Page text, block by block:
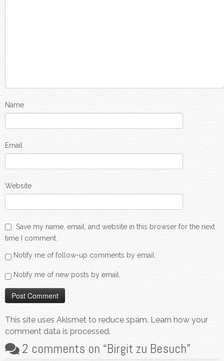
Name
Email
Website
Save my name, email, and website in this browser for the next
time I comment.
Notify me of follow-up comments by email.
Notify me of new posts by email.
This site uses Akismet to reduce spam. Learn how your
comment data is processed.
2 comments on “Birgit zu Besuch”